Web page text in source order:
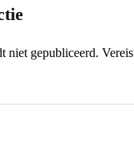
niet gepubliceerd.